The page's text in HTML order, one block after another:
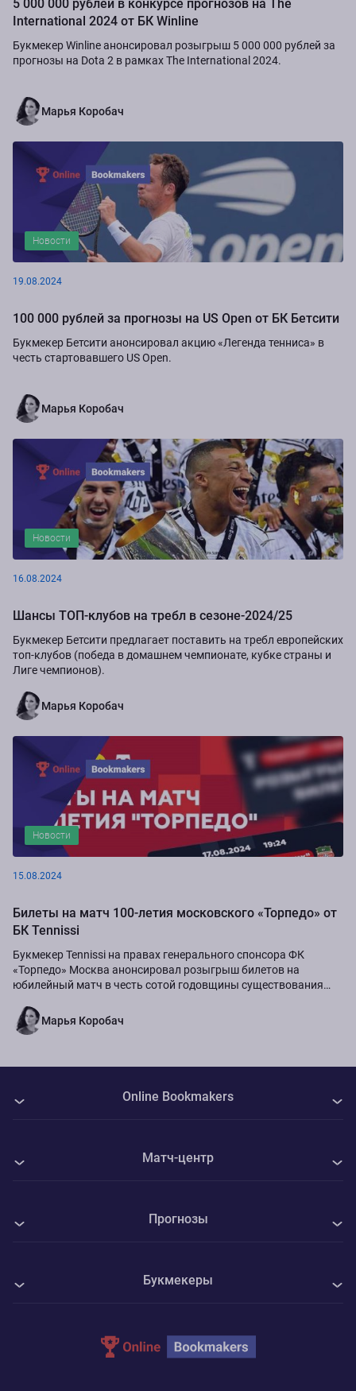
5 000 000 рублей в конкурсе прогнозов на The
International 2024 от БК Winline
Букмекер Winline анонсировал розыгрыш 5 000 000 рублей за
прогнозы на Dota 2 в рамках The International 2024.
Марья Коробач
Новости
19.08.2024
100 000 рублей за прогнозы на US Open от БК Бетсити
Букмекер Бетсити анонсировал акцию «Легенда тенниса» в
честь стартовавшего US Open.
Марья Коробач
Новости
16.08.2024
Шансы ТОП-клубов на требл в сезоне-2024/25
Букмекер Бетсити предлагает поставить на требл европейских
топ-клубов (победа в домашнем чемпионате, кубке страны и
Лиге чемпионов).
Марья Коробач
Новости
15.08.2024
Билеты на матч 100-летия московского «Торпедо» от
БК Tennissi
Букмекер Tennissi на правах генерального спонсора ФК
«Торпедо» Москва анонсировал розыгрыш билетов на
юбилейный матч в честь сотой годовщины существования
Марья Коробач
Букмекеры
Parimatch
Прогнозы
Хоккей
Матч-центр
Камаз Н-Ч - Волга Ульяновск
Ротор - Челябинск
Online Bookmakers
Контакты
Конфиденциальность